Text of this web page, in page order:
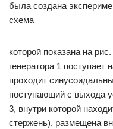
была создана
схема
которой показана на
генератора 1 поступает
проходит
поступающий с выхода
3, внутри которой
стержень), размещена